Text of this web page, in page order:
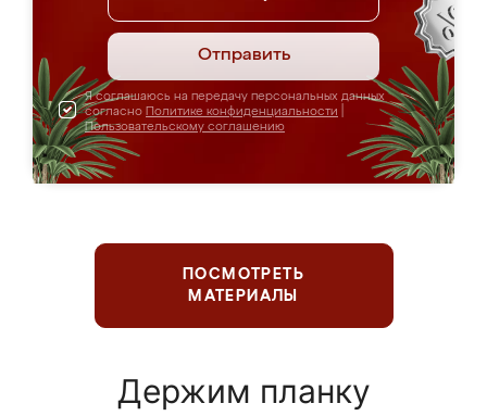
Отправить
Я соглашаюсь на передачу персональных данных
согласно Политике конфиденциальности
Пользовательскому соглашению
ПОСМОТРЕТЬ
МАТЕРИАЛЫ
Держим планку